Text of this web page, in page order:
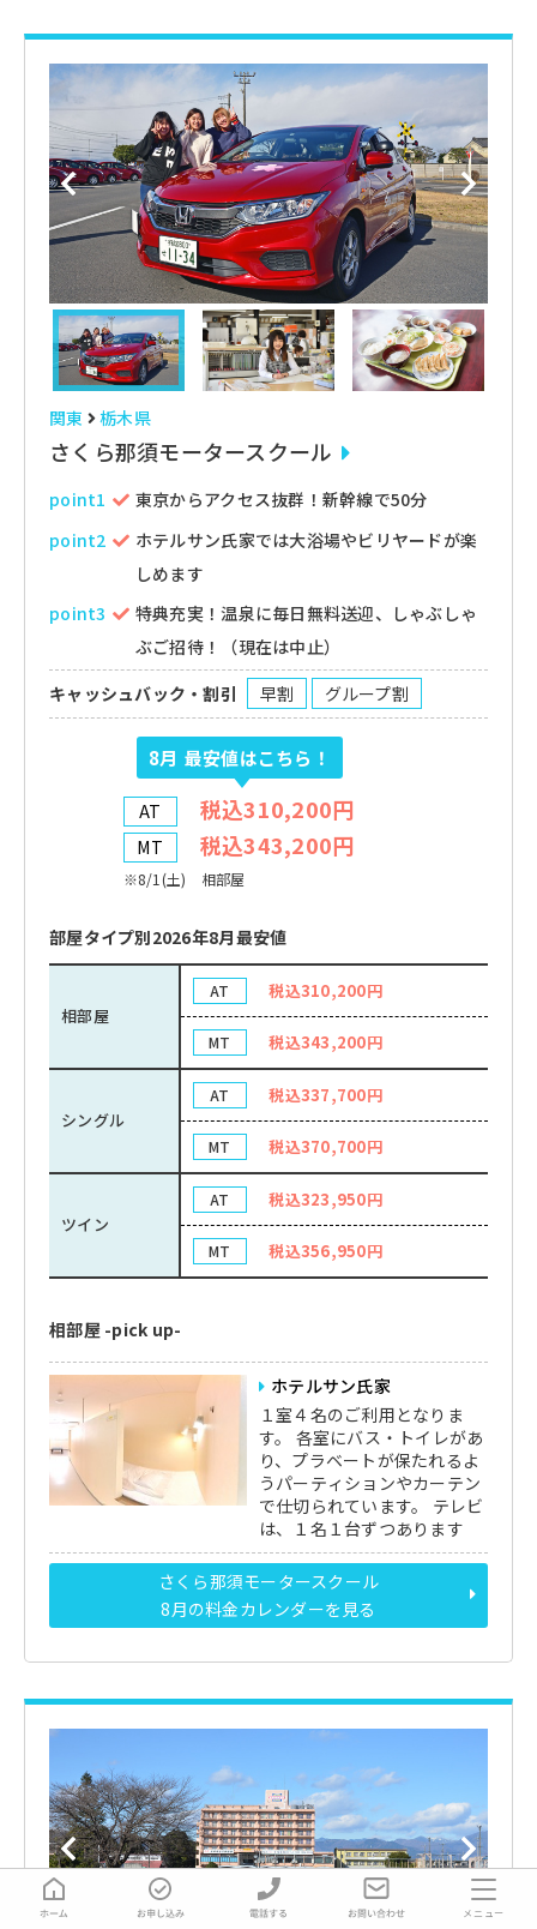
関東 栃木県
さくら那須モータースクール
point1
東京からアクセス抜群！新幹線で50分
point2
ホテルサン氏家では大浴場やビリヤードが楽
しめます
point3
特典充実！温泉に毎日無料送迎、しゃぶしゃ
ぶご招待！（現在は中止）
キャッシュバック・割引
早割 グループ割
8月 最安値はこちら！
AT 税込310,200円
MT 税込343,200円
※8/1(土) 相部屋
部屋タイプ別2026年8月最安値
相部屋
AT 税込310,200円
MT 税込343,200円
シングル
AT 税込337,700円
MT 税込370,700円
ツイン
AT 税込323,950円
MT 税込356,950円
相部屋 -pick up-
ホテルサン氏家
１室４名のご利用となりま
す。 各室にバス・トイレがあ
り、プラベートが保たれるよ
うパーティションやカーテン
で仕切られています。 テレビ
は、１名１台ずつあります
さくら那須モータースクール
8月の料金カレンダーを見る
メニュー